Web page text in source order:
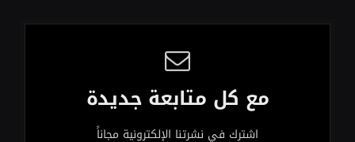
مع كل متابعة جديدة
اشترك في نشرتنا الإلكترونية مجاناً